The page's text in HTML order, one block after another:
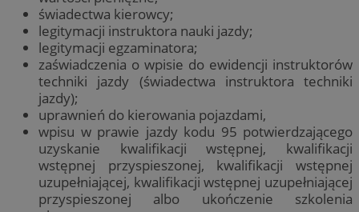
świadectwa kierowcy;
legitymacji instruktora nauki jazdy;
legitymacji egzaminatora;
zaświadczenia o wpisie do ewidencji instruktorów
techniki jazdy (świadectwa instruktora techniki
jazdy);
uprawnień do kierowania pojazdami,
wpisu w prawie jazdy kodu 95 potwierdzającego
uzyskanie kwalifikacji wstępnej, kwalifikacji
wstępnej przyspieszonej, kwalifikacji wstępnej
uzupełniającej, kwalifikacji wstępnej uzupełniającej
przyspieszonej albo ukończenie szkolenia